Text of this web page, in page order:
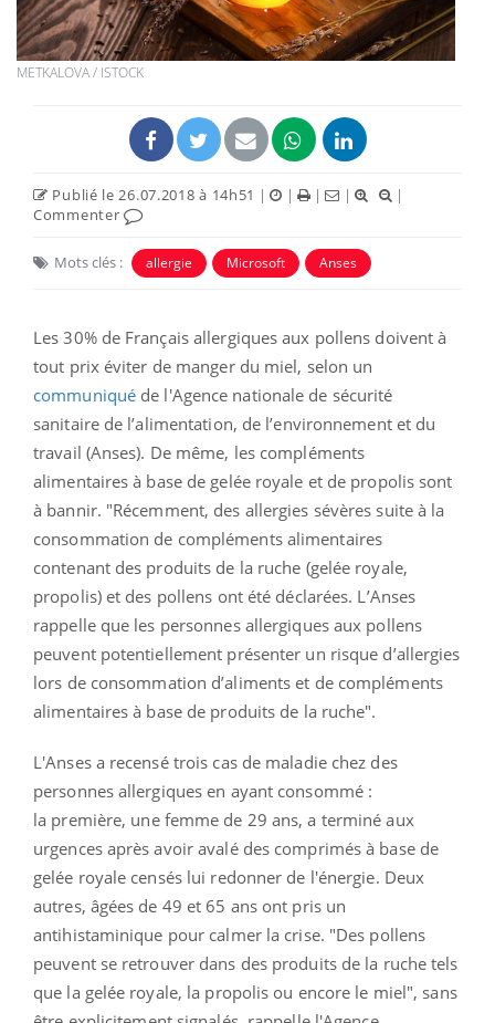
METKALOVA / ISTOCK
Publié le 26.07.2018 à 14h51 | | | |
|
Commenter
Mots clés : allergie Microsoft Anses
Les 30% de Français allergiques aux pollens doivent à
tout prix éviter de manger du miel, selon un
communiqué de l'Agence nationale de sécurité
sanitaire de l’alimentation, de l’environnement et du
travail (Anses). De même, les compléments
alimentaires à base de gelée royale et de propolis sont
à bannir. "Récemment, des allergies sévères suite à la
consommation de compléments alimentaires
contenant des produits de la ruche (gelée royale,
propolis) et des pollens ont été déclarées. L’Anses
rappelle que les personnes allergiques aux pollens
peuvent potentiellement présenter un risque d’allergies
lors de consommation d’aliments et de compléments
alimentaires à base de produits de la ruche".
L'Anses a recensé trois cas de maladie chez des
personnes allergiques en ayant consommé :
la première, une femme de 29 ans, a terminé aux
urgences après avoir avalé des comprimés à base de
gelée royale censés lui redonner de l'énergie. Deux
autres, âgées de 49 et 65 ans ont pris un
antihistaminique pour calmer la crise. "Des pollens
peuvent se retrouver dans des produits de la ruche tels
que la gelée royale, la propolis ou encore le miel", sans